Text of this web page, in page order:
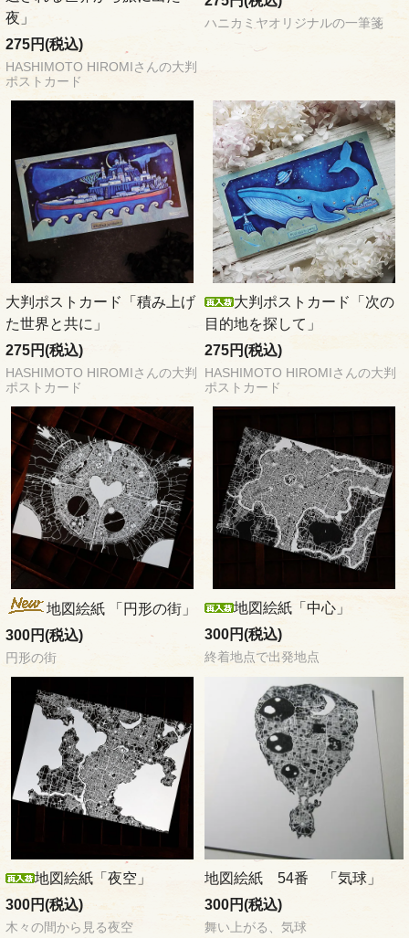
夜」
275円(税込)
HASHIMOTO HIROMIさんの大判
ポストカード
ハニカミヤオリジナルの一筆箋
大判ポストカード「積み上げ
た世界と共に」
275円(税込)
HASHIMOTO HIROMIさんの大判
ポストカード
大判ポストカード「次の
目的地を探して」
275円(税込)
HASHIMOTO HIROMIさんの大判
ポストカード
地図絵紙 「円形の街」
300円(税込)
円形の街
地図絵紙「中心」
300円(税込)
終着地点で出発地点
地図絵紙「夜空」
300円(税込)
木々の間から見る夜空
地図絵紙 54番 「気球」
300円(税込)
舞い上がる、気球